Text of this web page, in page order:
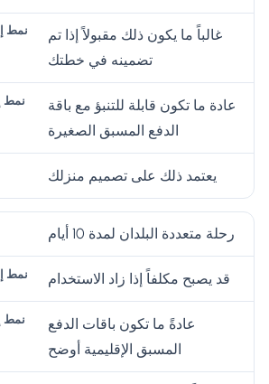
ين
يو
ط
ق
ى
غ
را
ر
الت
ج
وا
ل
إن
فا
ى
غ
ش
ري
e
M
قي
م
ة
ض
ل
ى
الأ
ج
ح
غالباً ما يكون ذلك مقبولاً إذا تم
تضمينه في خطتك
عادة ما تكون قابلة للتنبؤ مع باقة
الدفع المسبق الصغيرة
يعتمد ذلك على تصميم منزلك
رحلة متعددة البلدان لمدة 10 أيام
قد يصبح مكلفاً إذا زاد الاستخدام
عادةً ما تكون باقات الدفع
المسبق الإقليمية أوضح